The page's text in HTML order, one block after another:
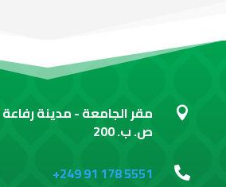
 مقر الجامعة - مدينة
ص. ب. 200

+249 91 178 5551